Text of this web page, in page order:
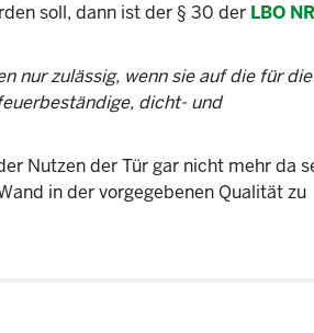
soll, dann ist der § 30 der LBO
nur zulässig, wenn sie auf die für die
dicht- und
Nutzen der Tür gar nicht mehr da
in der vorgegebenen Qualität zu